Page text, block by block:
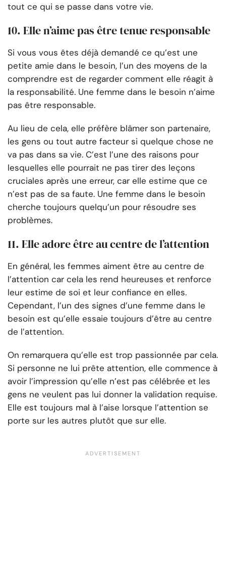
tout ce qui se passe dans votre vie.
10. Elle n’aime pas être tenue responsable
Si vous vous êtes déjà demandé ce qu’est une
petite amie dans le besoin, l’un des moyens de la
comprendre est de regarder comment elle réagit à
la responsabilité. Une femme dans le besoin n’aime
pas être responsable.
Au lieu de cela, elle préfère blâmer son partenaire,
les gens ou tout autre facteur si quelque chose ne
va pas dans sa vie. C’est l’une des raisons pour
lesquelles elle pourrait ne pas tirer des leçons
cruciales après une erreur, car elle estime que ce
n’est pas de sa faute. Une femme dans le besoin
cherche toujours quelqu’un pour résoudre ses
problèmes.
11. Elle adore être au centre de l’attention
En général, les femmes aiment être au centre de
l’attention car cela les rend heureuses et renforce
leur estime de soi et leur confiance en elles.
Cependant, l’un des signes d’une femme dans le
besoin est qu’elle essaie toujours d’être au centre
de l’attention.
On remarquera qu’elle est trop passionnée par cela.
Si personne ne lui prête attention, elle commence à
avoir l’impression qu’elle n’est pas célébrée et les
gens ne veulent pas lui donner la validation requise.
Elle est toujours mal à l’aise lorsque l’attention se
porte sur les autres plutôt que sur elle.